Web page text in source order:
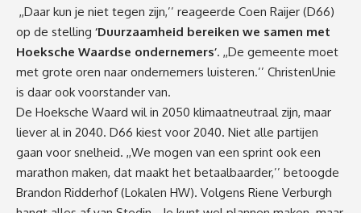
,,Daar kun je niet tegen zijn,’’ reageerde Coen Raijer (D66)
op de stelling ‘Duurzaamheid bereiken we samen met
Hoeksche Waardse ondernemers’. ,,De gemeente moet
met grote oren naar ondernemers luisteren.’’ ChristenUnie
is daar ook voorstander van.
De Hoeksche Waard wil in 2050 klimaatneutraal zijn, maar
liever al in 2040. D66 kiest voor 2040. Niet alle partijen
gaan voor snelheid. ,,We mogen van een sprint ook een
marathon maken, dat maakt het betaalbaarder,’’ betoogde
Brandon Ridderhof (Lokalen HW). Volgens Riene Verburgh